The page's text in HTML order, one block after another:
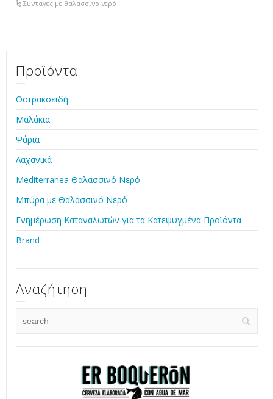
Συνταγές με θαλασσινό νερό
Προϊόντα
Οστρακοειδή
Μαλάκια
Ψάρια
Λαχανικά
Mediterranea Θαλασσινό Νερό
Μπύρα με Θαλασσινό Νερό
Ενημέρωση Καταναλωτών για τα Κατεψυγμένα Προϊόντα
Brand
Αναζήτηση